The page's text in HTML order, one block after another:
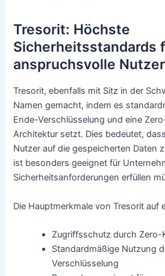
Tresorit: Höchste
Sicherheitsstandards
anspruchsvolle Nutzer
Tresorit, ebenfalls mit Sitz in der
Namen gemacht, indem es
Ende-Verschlüsselung und eine
Architektur setzt. Dies bedeutet,
Nutzer auf die gespeicherten Daten
ist besonders geeignet für
Sicherheitsanforderungen erfüllen
Die Hauptmerkmale von Tresorit auf
Zugriffsschutz durch
Standardmäßige Nutzung
Verschlüsselung